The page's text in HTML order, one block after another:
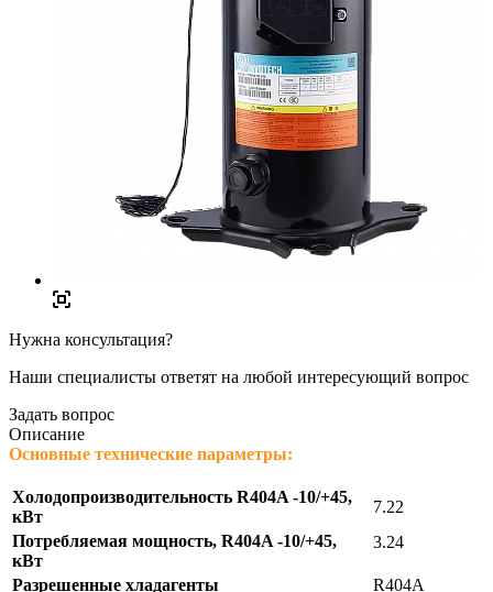
Нужна консультация?
Наши специалисты ответят на любой интересующий вопрос
Задать вопрос
Описание
Основные технические параметры:
Холодопроизводительность R404A -10/+45,
кВт
7.22
Потребляемая мощность, R404A -10/+45,
кВт
3.24
Разрешенные хладагенты
R404A